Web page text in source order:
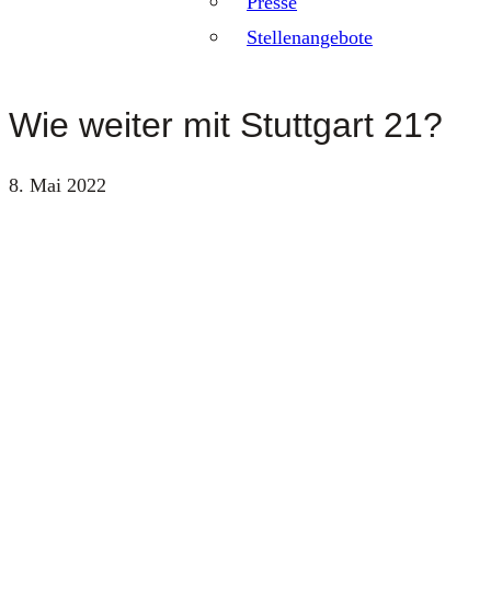
Stellenangebote
Wie weiter mit Stuttgart 21?
8. Mai 2022